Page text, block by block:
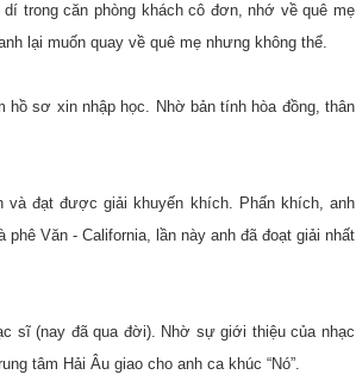
trong căn phòng khách cô đơn, nhớ về quê mẹ
lại muốn quay về quê mẹ nhưng không thể.
sơ xin nhập học. Nhờ bản tính hòa đồng, thân
và đạt được giải khuyến khích. Phấn khích, anh
Văn - California, lần này anh đã đoạt giải nhất
sĩ (nay đã qua đời). Nhờ sự giới thiệu của nhạc
tâm Hải Âu giao cho anh ca khúc “Nó”.